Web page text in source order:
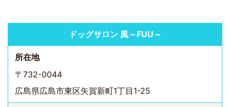
ドッグサロン 風～FUU～
所在地
〒732-0044
広島県広島市東区矢賀新町1丁目1-25